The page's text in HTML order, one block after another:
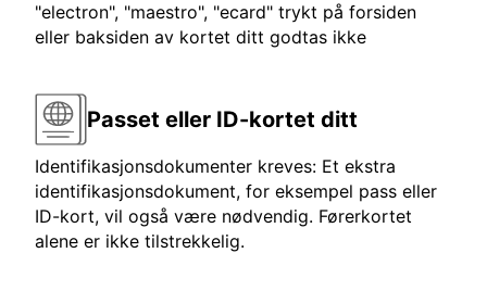
"electron", "maestro", "ecard" trykt på forsiden
eller baksiden av kortet ditt godtas ikke
Passet eller ID-kortet ditt
Identifikasjonsdokumenter kreves: Et ekstra
identifikasjonsdokument, for eksempel pass eller
ID-kort, vil også være nødvendig. Førerkortet
alene er ikke tilstrekkelig.